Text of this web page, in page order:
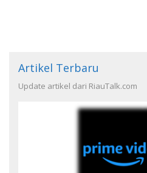
Artikel Terbaru
Update artikel dari RiauTalk.com